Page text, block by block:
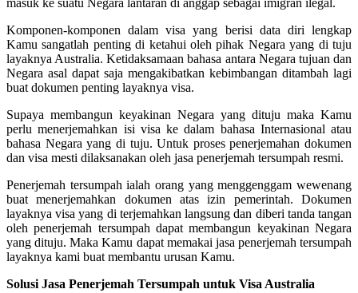
Komponen-komponen dalam visa yang berisi data diri lengkap
Kamu sangatlah penting di ketahui oleh pihak Negara yang di tuju
layaknya Australia. Ketidaksamaan bahasa antara Negara tujuan dan
Negara asal dapat saja mengakibatkan kebimbangan ditambah lagi
buat dokumen penting layaknya visa.
Supaya membangun keyakinan Negara yang dituju maka Kamu
perlu menerjemahkan isi visa ke dalam bahasa Internasional atau
bahasa Negara yang di tuju. Untuk proses penerjemahan dokumen
dan visa mesti dilaksanakan oleh jasa penerjemah tersumpah resmi.
Penerjemah tersumpah ialah orang yang menggenggam wewenang
buat menerjemahkan dokumen atas izin pemerintah. Dokumen
layaknya visa yang di terjemahkan langsung dan diberi tanda tangan
oleh penerjemah tersumpah dapat membangun keyakinan Negara
yang dituju. Maka Kamu dapat memakai jasa penerjemah tersumpah
layaknya kami buat membantu urusan Kamu.
Solusi Jasa Penerjemah Tersumpah untuk Visa Australia